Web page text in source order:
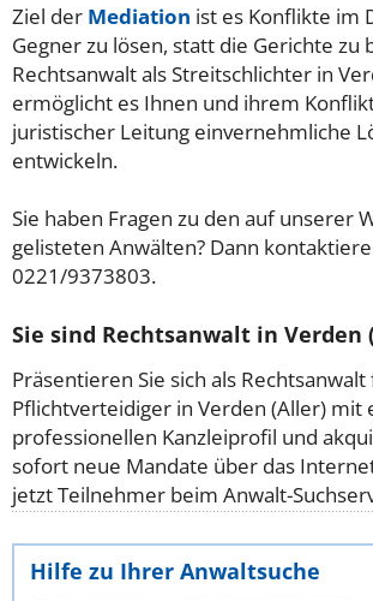
Ziel der Mediation ist es Konflikte im
Gegner zu lösen, statt die Gerichte zu
Rechtsanwalt als Streitschlichter in
ermöglicht es Ihnen und ihrem
juristischer Leitung einvernehmliche
entwickeln.
Sie haben Fragen zu den auf unserer
gelisteten Anwälten? Dann
0221/9373803.
Sie sind Rechtsanwalt in Verden
Präsentieren Sie sich als
Pflichtverteidiger in Verden (Aller) mit
professionellen Kanzleiprofil und
sofort neue Mandate über das
jetzt Teilnehmer beim Anwalt-
Hilfe zu Ihrer Anwaltsuche